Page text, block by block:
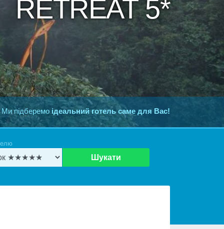
RETREAT 5*
підберемо ідеальний готель саме для Вас!
Шукати